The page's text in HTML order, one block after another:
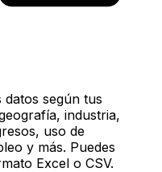
datos según tus
industria,
uso de
y más. Puedes
Excel o CSV.